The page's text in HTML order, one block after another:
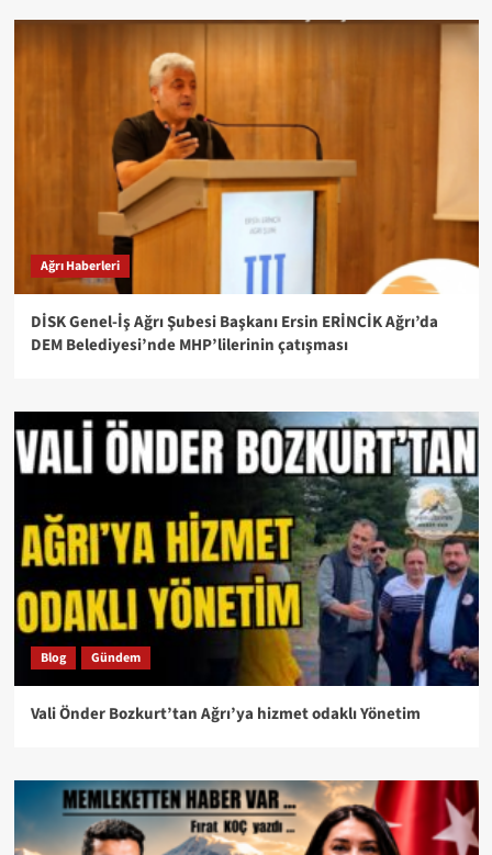
Ağrı Haberleri
DİSK Genel-İş Ağrı Şubesi Başkanı Ersin ERİNCİK Ağrı’da
DEM Belediyesi’nde MHP’lilerinin çatışması
Blog Gündem
Vali Önder Bozkurt’tan Ağrı’ya hizmet odaklı Yönetim